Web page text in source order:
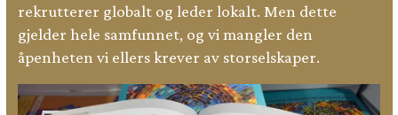
rekrutterer globalt og leder lokalt. Men dette
gjelder hele samfunnet, og vi mangler den
åpenheten vi ellers krever av storselskaper.